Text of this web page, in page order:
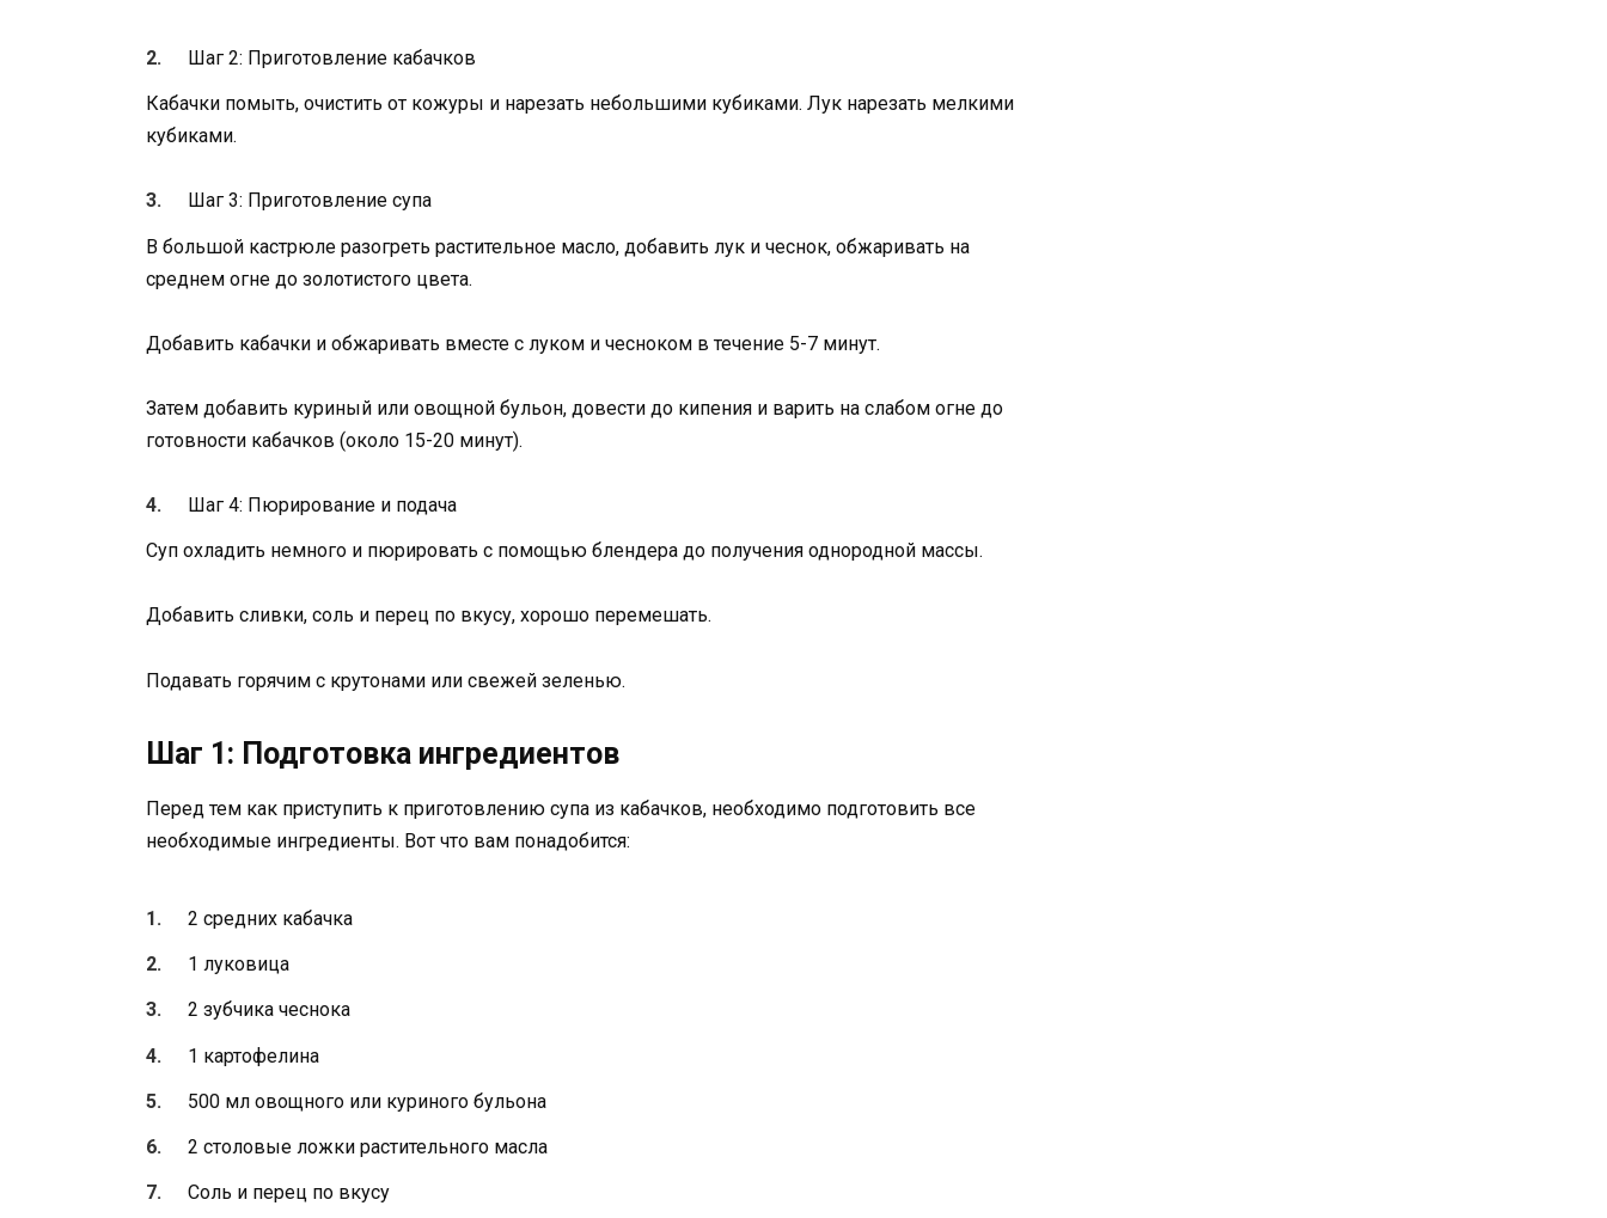
Шаг 2: Приготовление кабачков
Кабачки помыть, очистить от кожуры и нарезать небольшими кубиками. Лук нарезать мелкими
кубиками.
Шаг 3: Приготовление супа
В большой кастрюле разогреть растительное масло, добавить лук и чеснок, обжаривать на
среднем огне до золотистого цвета.
Добавить кабачки и обжаривать вместе с луком и чесноком в течение 5-7 минут.
Затем добавить куриный или овощной бульон, довести до кипения и варить на слабом огне до
готовности кабачков (около 15-20 минут).
Шаг 4: Пюрирование и подача
Суп охладить немного и пюрировать с помощью блендера до получения однородной массы.
Добавить сливки, соль и перец по вкусу, хорошо перемешать.
Подавать горячим с крутонами или свежей зеленью.
Шаг 1: Подготовка ингредиентов
Перед тем как приступить к приготовлению супа из кабачков, необходимо подготовить все
необходимые ингредиенты. Вот что вам понадобится:
2 средних кабачка
1 луковица
2 зубчика чеснока
1 картофелина
500 мл овощного или куриного бульона
2 столовые ложки растительного масла
Соль и перец по вкусу